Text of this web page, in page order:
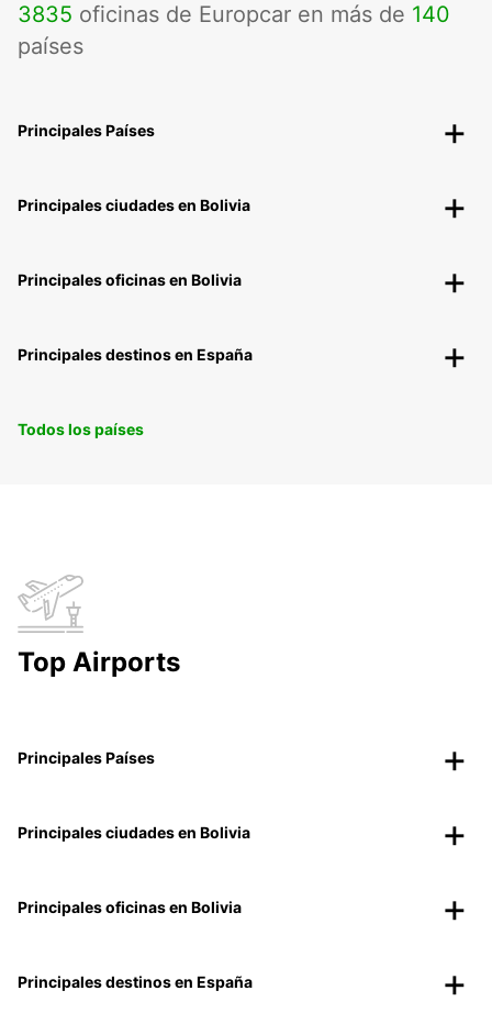
3835 oficinas de Europcar en más de 140
países
Principales Países
Principales ciudades en Bolivia
Principales oficinas en Bolivia
Principales destinos en España
Todos los países
Top Airports
Principales Países
Principales ciudades en Bolivia
Principales oficinas en Bolivia
Principales destinos en España